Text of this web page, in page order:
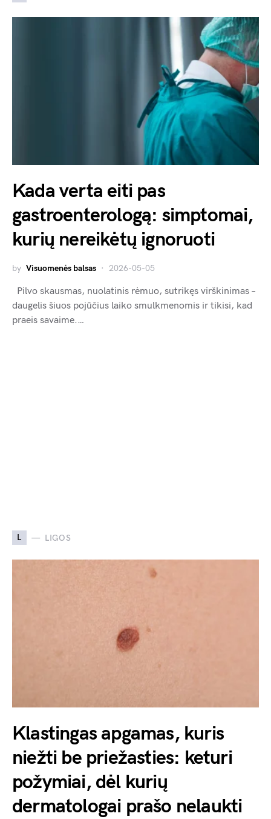
Kada verta eiti pas
gastroenterologą: simptomai,
kurių nereikėtų ignoruoti
by Visuomenės balsas 2026-05-05
Pilvo skausmas, nuolatinis rėmuo, sutrikęs virškinimas –
daugelis šiuos pojūčius laiko smulkmenomis ir tikisi, kad
praeis savaime.…
L LIGOS
Klastingas apgamas, kuris
niežti be priežasties: keturi
požymiai, dėl kurių
dermatologai prašo nelaukti